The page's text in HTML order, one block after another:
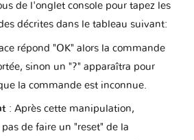
de l'onglet console pour tapez les
décrites dans le tableau suivant:
répond "OK" alors la commande
sinon un "?" apparaîtra pour
la commande est inconnue.
: Après cette manipulation,
de faire un "reset" de la